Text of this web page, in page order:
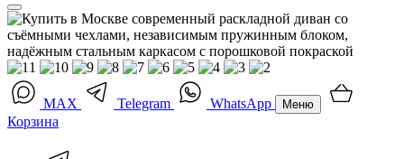
MAX Telegram WhatsApp Меню
Корзина